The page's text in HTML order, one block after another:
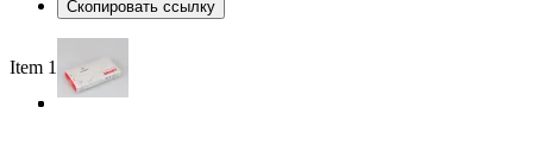
Скопировать ссылку
Item 1 of 3